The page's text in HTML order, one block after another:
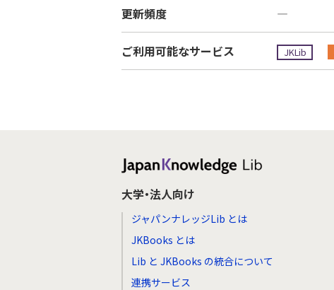
更新頻度 ―
ご利用可能なサービス JKLib
大学・法人向け
ジャパンナレッジLib とは
JKBooks とは
Lib と JKBooks の統合について
連携サービス